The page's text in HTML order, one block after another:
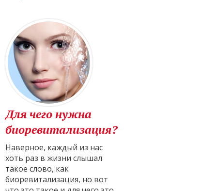
Для чего нужна
биоревитализация?
Наверное, каждый из нас
хоть раз в жизни слышал
такое слово, как
биоревитализация, но вот